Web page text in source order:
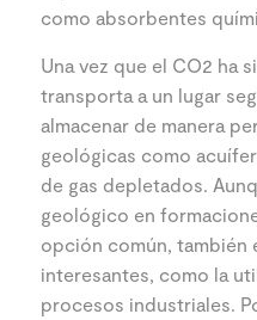
como absorbentes
Una vez que el CO2 ha
transporta a un lugar
almacenar de manera
geológicas como
de gas depletados.
geológico en
opción común, también
interesantes, como la
procesos industriales.